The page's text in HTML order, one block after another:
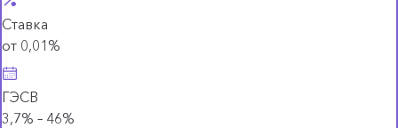
Ставка
от 0,01%
ГЭСВ
3,7% – 46%